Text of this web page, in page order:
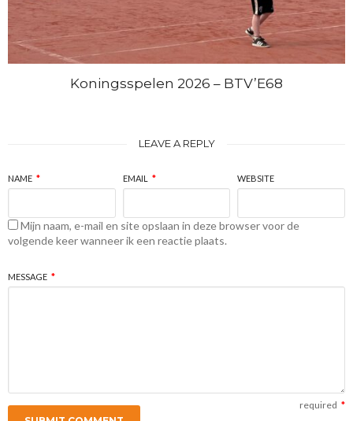
Koningsspelen 2026 – BTV’E68
LEAVE A REPLY
NAME * EMAIL * WEBSITE
Mijn naam, e-mail en site opslaan in deze browser voor de
volgende keer wanneer ik een reactie plaats.
MESSAGE *
required *